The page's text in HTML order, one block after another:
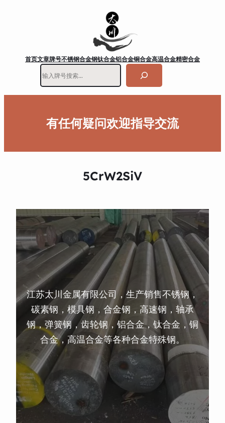
首页文章牌号不锈钢合金钢钛合金铝合金铜合金高温合金精密合金
有任何疑问欢迎指导交流
5CrW2SiV
江苏太川金属有限公司，生产销售不锈钢，
碳素钢，模具钢，合金钢，高速钢，轴承
钢，弹簧钢，齿轮钢，铝合金，钛合金，铜
合金，高温合金等各种合金特殊钢。